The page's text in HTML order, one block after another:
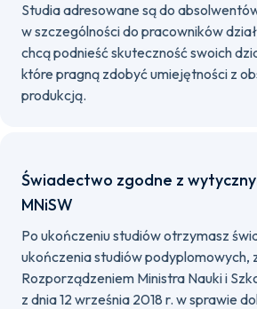
Studia adresowane są do
w szczególności do pracowników
chcą podnieść skuteczność swoich
które pragną zdobyć umiejętności z
produkcją.
Świadectwo zgodne z
MNiSW
Po ukończeniu studiów otrzymasz
ukończenia studiów podyplomowych,
Rozporządzeniem Ministra Nauki i
z dnia 12 września 2018 r. w sprawie